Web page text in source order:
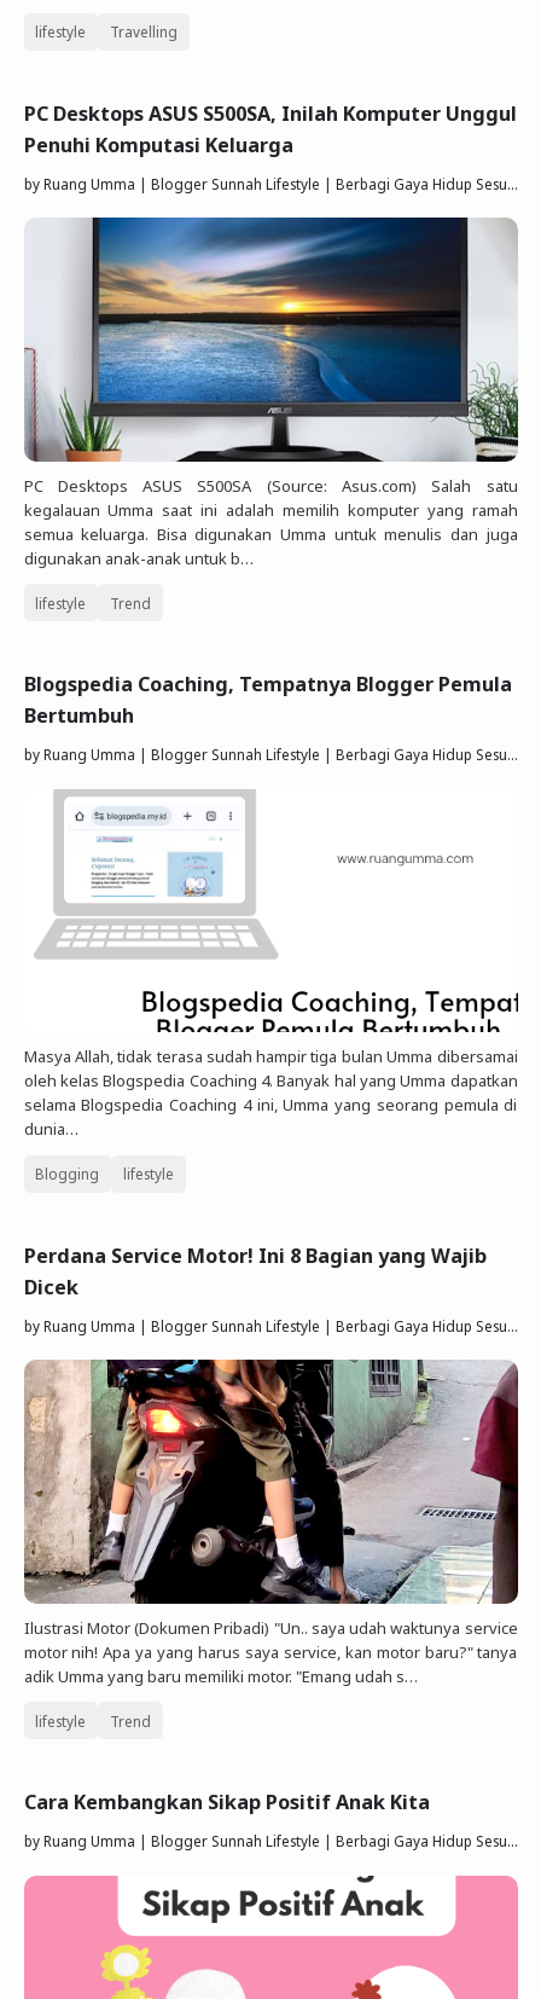
lifestyle Travelling
PC Desktops ASUS S500SA, Inilah Komputer Unggul
Penuhi Komputasi Keluarga
byRuang Umma | Blogger Sunnah Lifestyle | Berbagi Gaya Hidup Sesuai Quran Sunnah
PC Desktops ASUS S500SA (Source: Asus.com) Salah satu
kegalauan Umma saat ini adalah memilih komputer yang ramah
semua keluarga. Bisa digunakan Umma untuk menulis dan juga
digunakan anak-anak untuk b…
lifestyle Trend
Blogspedia Coaching, Tempatnya Blogger Pemula
Bertumbuh
byRuang Umma | Blogger Sunnah Lifestyle | Berbagi Gaya Hidup Sesuai Quran Sunnah
Masya Allah, tidak terasa sudah hampir tiga bulan Umma dibersamai
oleh kelas Blogspedia Coaching 4. Banyak hal yang Umma dapatkan
selama Blogspedia Coaching 4 ini, Umma yang seorang pemula di
dunia…
Blogging lifestyle
Perdana Service Motor! Ini 8 Bagian yang Wajib
Dicek
byRuang Umma | Blogger Sunnah Lifestyle | Berbagi Gaya Hidup Sesuai Quran Sunnah
Ilustrasi Motor (Dokumen Pribadi) "Un.. saya udah waktunya service
motor nih! Apa ya yang harus saya service, kan motor baru?" tanya
adik Umma yang baru memiliki motor. "Emang udah s…
lifestyle Trend
Cara Kembangkan Sikap Positif Anak Kita
byRuang Umma | Blogger Sunnah Lifestyle | Berbagi Gaya Hidup Sesuai Quran Sunnah